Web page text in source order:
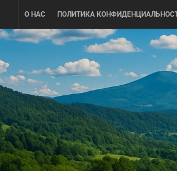
content
О НАС ПОЛИТИКА